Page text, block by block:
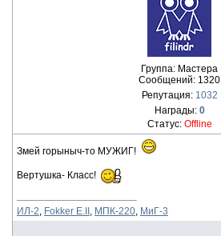
Группа: Мастера
Сообщений: 1320
Репутация: 1032
Награды: 0
Статус: Offline
Змей горыныч-то МУЖИГ!
Вертушка- Класс!
ИЛ-2, Fokker E.II , МПК-220, МиГ-3